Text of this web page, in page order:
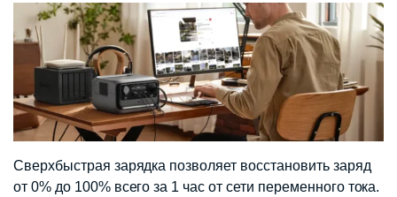
Сверхбыстрая зарядка позволяет восстановить заряд
от 0% до 100% всего за 1 час от сети переменного тока.